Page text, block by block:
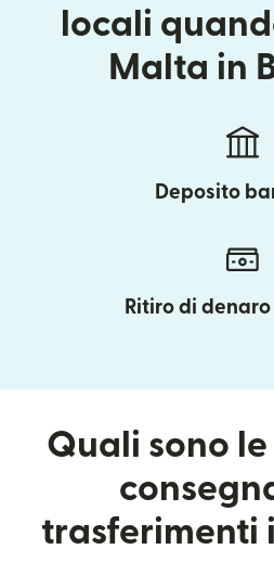
locali
Malta in
Deposito
Ritiro di
Quali sono
trasferimenti